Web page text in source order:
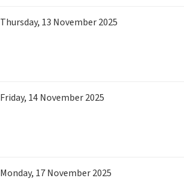
Thursday, 13 November 2025
Friday, 14November 2025
Monday, 17November 2025